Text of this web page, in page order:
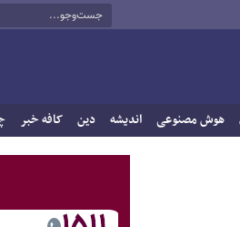
هوش مصنوعی اندیشه دین کافه خبر